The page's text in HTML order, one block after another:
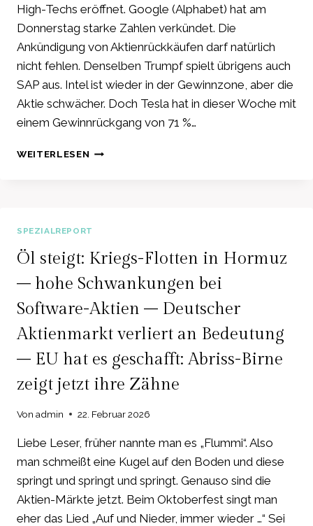
ELT –
S
ND G
OLD B
LEIBEN H
OCH V
A
NVESTIERT W
High-Techs eröffnet. Google (Alphabet) hat am
Donnerstag starke Zahlen verkündet. Die
Ankündigung von Aktienrückkäufen darf natürlich
nicht fehlen. Denselben Trumpf spielt übrigens auch
SAP aus. Intel ist wieder in der Gewinnzone, aber die
Aktie schwächer. Doch Tesla hat in dieser Woche mit
einem Gewinnrückgang von 71 %…
WEITERLESEN APPLE
AN
–
BERICHTSSAISON
HAT
ALPHABET
SPEZIALREPORT
Öl steigt: Kriegs-Flotten in Hormuz
– hohe Schwankungen bei
Software-Aktien – Deutscher
Aktienmarkt verliert an Bedeutung
– EU hat es geschafft: Abriss-Birne
zeigt jetzt ihre Zähne
Von admin 22. Februar 2026
Liebe Leser, früher nannte man es „Flummi“. Also
man schmeißt eine Kugel auf den Boden und diese
springt und springt und springt. Genauso sind die
Aktien-Märkte jetzt. Beim Oktoberfest singt man
eher das Lied „Auf und Nieder, immer wieder …“ Sei